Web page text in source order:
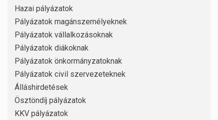
Hazai pályázatok
Pályázatok magánszemélyeknek
Pályázatok vállalkozásoknak
Pályázatok diákoknak
Pályázatok önkormányzatoknak
Pályázatok civil szervezeteknek
Álláshirdetések
Ösztöndíj pályázatok
KKV pályázatok